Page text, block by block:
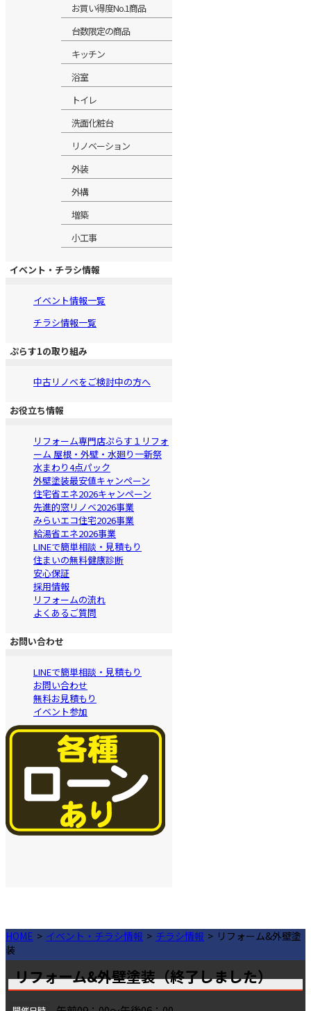
お買い得度No.1商品
台数限定の商品
キッチン
浴室
トイレ
洗面化粧台
リノベーション
外装
外構
増築
小工事
イベント・チラシ情報
イベント情報一覧
チラシ情報一覧
ぷらす1の取り組み
中古リノベをご検討中の方へ
お役立ち情報
リフォーム専門店ぷらす１リフォ
ーム 屋根・外壁・水廻り一新祭
水まわり4点パック
外壁塗装最安値キャンペーン
住宅省エネ2026キャンペーン
先進的窓リノベ2026事業
みらいエコ住宅2026事業
給湯省エネ2026事業
LINEで簡単相談・見積もり
住まいの無料健康診断
安心保証
採用情報
リフォームの流れ
よくあるご質問
お問い合わせ
LINEで簡単相談・見積もり
お問い合わせ
無料お見積もり
イベント参加
HOME イベント・チラシ情報 チラシ情報
リフォーム&外壁塗
装
リフォーム&外壁塗装（終了しました）